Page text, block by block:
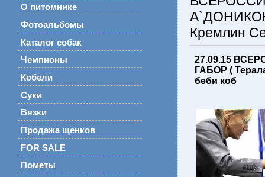
О питомнике
Фотоальбомы
Каталог собак
Чемпионы
Кобели
Суки
Вязки
Продажа щенков
FOR SALE
Пометы
Кремлин
27.09.15
ГАБОР (
беби коб